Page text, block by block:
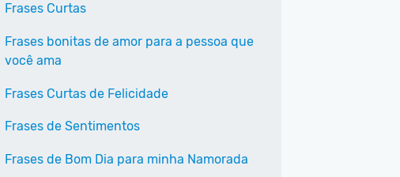
Frases Curtas
Frases bonitas de amor para a pessoa que
você ama
Frases Curtas de Felicidade
Frases de Sentimentos
Frases de Bom Dia para minha Namorada